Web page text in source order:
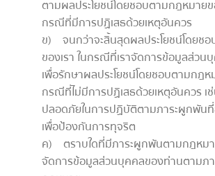
ตามผลประโยชน์โดยชอบตามกฎหมายข
กรณีที่มีการปฏิเสธด้วยเหตุอันควร
ข) จนกว่าจะสิ้นสุดผลประโยชน์โดยช
ของเรา ในกรณีที่เราจัดการข้อมูลส่วน
เพื่อรักษาผลประโยชน์โดยชอบตามกฎห
กรณีที่ไม่มีการปฏิเสธด้วยเหตุอันควร เ
ปลอดภัยในการปฏิบัติตามภาระผูกพันที่
เพื่อป้องกันการทุจริต
ค) ตราบใดที่มีภาระผูกพันตามกฎหมา
จัดการข้อมูลส่วนบุคคลของท่านตามภ